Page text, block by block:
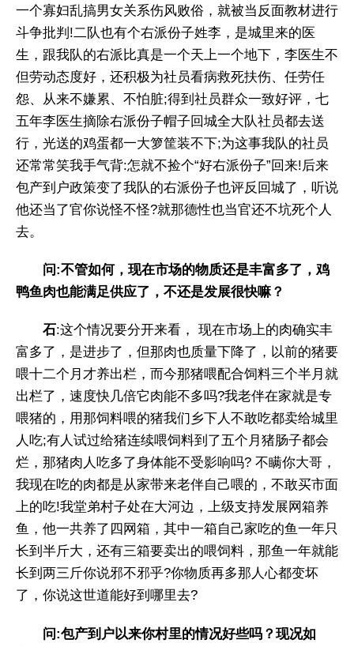
一个寡妇乱搞男女关系伤风败俗，就被当反面教材进行
斗争批判!二队也有个右派份子姓李，是城里来的医
生，跟我队的右派比真是一个天上一个地下，李医生不
但劳动态度好，还积极为社员看病救死扶伤、任劳任
怨、从来不嫌累、不怕脏;得到社员群众一致好评，七
五年李医生摘除右派份子帽子回城全大队社员都去送
行，光送的鸡蛋都一大箩筐装不下;为这事我队的社员
还常常笑我手气背:怎就不捡个“好右派份子”回来!后来
包产到户政策变了我队的右派份子也评反回城了，听说
他还当了官你说怪不怪?就那德性也当官还不坑死个人
去。
问:不管如何，现在市场的物质还是丰富多了，鸡
鸭鱼肉也能满足供应了，不还是发展很快嘛？
石:这个情况要分开来看， 现在市场上的肉确实丰
富多了，是进步了，但那肉也质量下降了，以前的猪要
喂十二个月才养出栏，而今那猪喂配合饲料三个半月就
出栏了，速度快几倍它肉能不多吗?我老伴在家就是专
喂猪的，用那饲料喂的猪我们乡下人不敢吃都卖给城里
人吃;有人试过给猪连续喂饲料到了五个月猪肠子都会
烂，那猪肉人吃多了身体能不受影响吗? 不瞒你大哥，
我现在吃的肉都是从家带来老伴自己喂的，不敢买市面
上的吃!我堂弟村子处在大河边，上级支持发展网箱养
鱼，他一共养了四网箱，其中一箱自己家吃的鱼一年只
长到半斤大，还有三箱要卖出的喂饲料，那鱼一年就能
长到两三斤你说邪不邪乎?你物质再多那人心都变坏
了，你说这世道能好到哪里去?
问:包产到户以来你村里的情况好些吗？现况如